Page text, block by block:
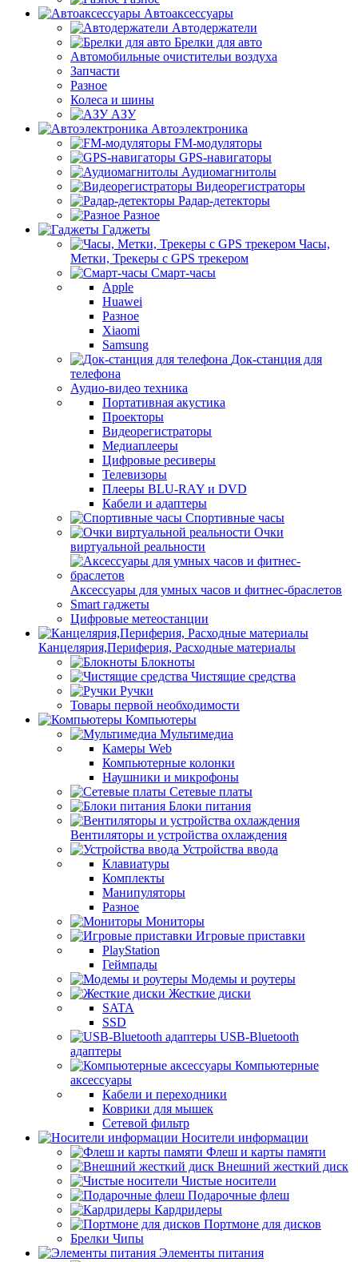
Автоаксессуары
Автодержатели
Брелки для авто
Автомобильные очистительи воздуха
Запчасти
Разное
Колеса и шины
АЗУ
Автоэлектроника
FM-модуляторы
GPS-навигаторы
Аудиомагнитолы
Видеорегистраторы
Радар-детекторы
Разное
Гаджеты
Часы,
Метки, Трекеры с GPS трекером
Смарт-часы
Apple
Huawei
Разное
Xiaomi
Samsung
Док-станция для
телефона
Аудио-видео техника
Портативная акустика
Проекторы
Видеорегистраторы
Медиаплееры
Цифровые ресиверы
Телевизоры
Плееры BLU-RAY и DVD
Кабели и адаптеры
Спортивные часы
Очки
виртуальной реальности
Аксессуары для умных часов и фитнес-браслетов
Smart гаджеты
Цифровые метеостанции
Канцелярия,Периферия, Расходные материалы
Блокноты
Чистящие средства
Ручки
Товары первой необходимости
Компьютеры
Мультимедиа
Камеры Web
Компьютерные колонки
Наушники и микрофоны
Сетевые платы
Блоки питания
Вентиляторы и устройства охлаждения
Устройства ввода
Клавиатуры
Комплекты
Манипуляторы
Разное
Мониторы
Игровые приставки
PlayStation
Геймпады
Модемы и роутеры
Жесткие диски
SATA
SSD
USB-Bluetooth
адаптеры
Компьютерные
аксессуары
Кабели и переходники
Коврики для мышек
Сетевой фильтр
Носители информации
Флеш и карты памяти
Внешний жесткий диск
Чистые носители
Подарочные флеш
Кардридеры
Портмоне для дисков
Брелки Чипы
Элементы питания